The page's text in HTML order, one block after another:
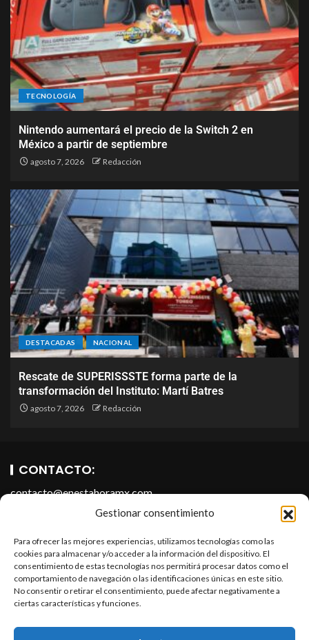
Gestionar consentimiento
Para ofrecer las mejores experiencias, utilizamos tecnologías como las
cookies para almacenar y/o acceder a la información del dispositivo. El
consentimiento de estas tecnologías nos permitirá procesar datos como el
comportamiento de navegación o las identificaciones únicas en este sitio.
No consentir o retirar el consentimiento, puede afectar negativamente a
ciertas características y funciones.
TECNOLOGÍA
Nintendo aumentará el precio de la Switch 2 en
México a partir de septiembre
agosto 7, 2026 Redacción
DESTACADAS NACIONAL
Rescate de SUPERISSSTE forma parte de la
transformación del Instituto: Martí Batres
agosto 7, 2026 Redacción
CONTACTO:
contacto@enestahoramx.com